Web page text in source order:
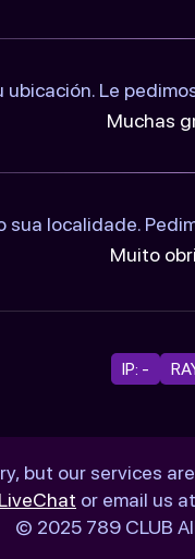
ubicación. Le
Muchas
localidade.
Muito
IP: -
but our services
LiveChat or email us at
© 2025 789 CLUB